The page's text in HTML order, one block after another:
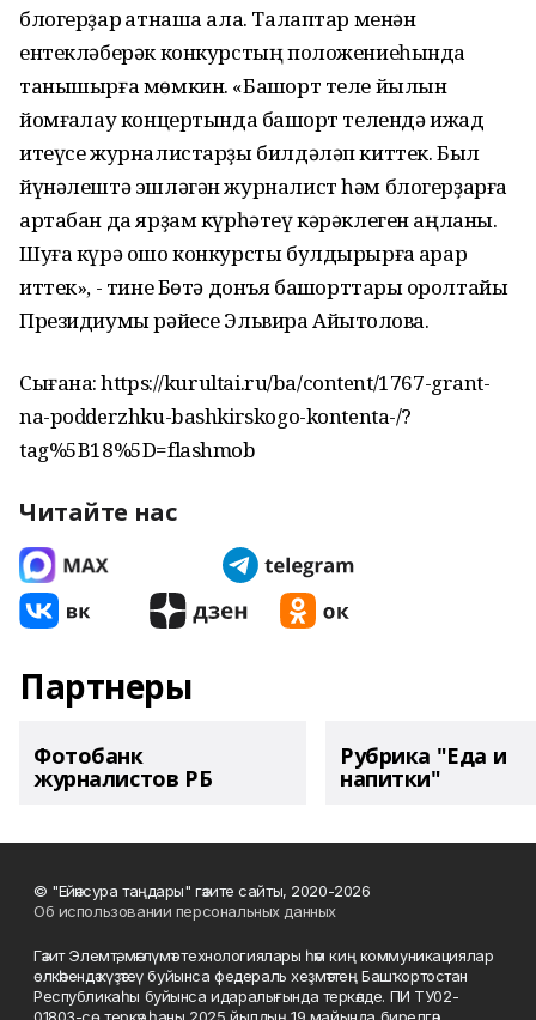
блогерҙар ҡатнаша ала. Талаптар менән
ентекләберәк конкурстың положениеһында
танышырға мөмкин. «Башҡорт теле йылын
йомғаҡлау концертында башҡорт телендә ижад
итеүсе журналистарҙы билдәләп киттек. Был
йүнәлештә эшләгән журналист һәм блогерҙарға
артабан да ярҙам күрһәтеү кәрәклеген аңланыҡ.
Шуға күрә ошо конкурсты булдырырға ҡарар
иттек», - тине Бөтә донъя башҡорттары ҡоролтайы
Президиумы рәйесе Эльвира Айытҡолова.
Сығанаҡ: https://kurultai.ru/ba/content/1767-grant-
na-podderzhku-bashkirskogo-kontenta-/?
tag%5B18%5D=flashmob
Читайте нас
Партнеры
Фотобанк
журналистов РБ
Рубрика "Еда и
напитки"
© "Ейәнсура таңдары" гәзите сайты, 2020-2026
Об использовании персональных данных
Гәзит Элемтә, мәғлүмәт технологиялары һәм киң коммуникациялар
өлкәһендә күҙәтеү буйынса федераль хеҙмәттең Башҡортостан
Республикаһы буйынса идаралығында теркәлде. ПИ ТУ02-